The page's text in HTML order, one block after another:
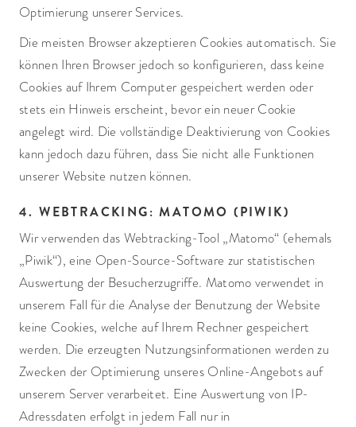
Optimierung unserer Services.
Die meisten Browser akzeptieren Cookies automatisch. Sie
können Ihren Browser jedoch so konfigurieren, dass keine
Cookies auf Ihrem Computer gespeichert werden oder
stets ein Hinweis erscheint, bevor ein neuer Cookie
angelegt wird. Die vollständige Deaktivierung von Cookies
kann jedoch dazu führen, dass Sie nicht alle Funktionen
unserer Website nutzen können.
4. WEBTRACKING: MATOMO (PIWIK)
Wir verwenden das Webtracking-Tool „Matomo“ (ehemals
„Piwik“), eine Open-Source-Software zur statistischen
Auswertung der Besucherzugriffe. Matomo verwendet in
unserem Fall für die Analyse der Benutzung der Website
keine Cookies, welche auf Ihrem Rechner gespeichert
werden. Die erzeugten Nutzungsinformationen werden zu
Zwecken der Optimierung unseres Online-Angebots auf
unserem Server verarbeitet. Eine Auswertung von IP-
Adressdaten erfolgt in jedem Fall nur in